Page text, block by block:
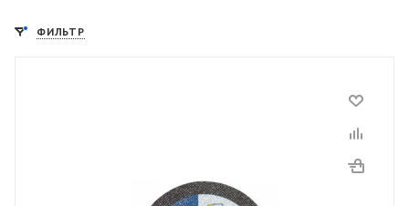
ФИЛЬТР